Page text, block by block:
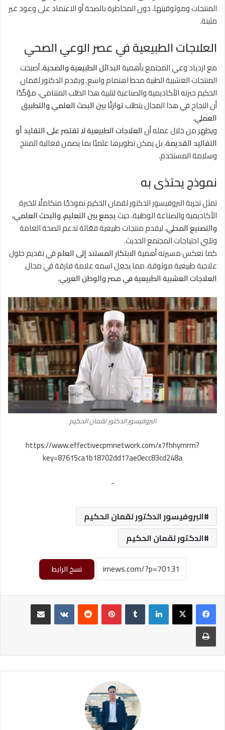
المنتجات وموثوقيتها، دون المخاطرة بالصحة أو الاعتماد على وعود غير
مثبتة.
العلاجات الطبيعية في عصر الوعي الصحي
مع ازدياد وعي المجتمع بأهميةالبدائل الطبيعية والصحية، أصبحت
المنتجات العشبية الطبية محط اهتمام واسع. ويقدم الدكتور لقمان
الحكيم خبرته الأكاديمية والصناعية لتلبية هذا الطلب المتنامي، مؤكّدًا
أن النجاح في هذا المجال يتطلبتوازنًا بين البحث العلمي والتطبيق
العملي.
ويظهر من خلال عمله أنالعلاجات الطبيعية لا تقتصر على التقليد أو
التقاليد القديمة، بل يمكن تطويرها علميًا بما يضمن فعالية المنتج
وسلامة المستخدم.
نموذج يحتذى به
تمثل تجربة البروفيسور الدكتور لقمان الحكيم نموذجًا متكاملًا للخبرة
الأكاديمية والصناعة الوطنية، حيثيجمع بين التعليم، والبحث العلمي،
والتصنيع المحلي، ليقدم منتجات طبيعية فعّالة تدعم الصحة العامة
وتلبي احتياجات المجتمع الحديث.
كما تعكس مسيرته أهميةالابتكار المستند إلى العلمفي تقديم حلول
علاجية طبيعية موثوقة، مما يجعل اسمه علامة فارقة في مجال
العلاجات العشبية الطبيعية في مصر والوطن العربي.
البروفيسور الدكتور لقمان الحكيم
https://www.effectivecpmnetwork.com/x7fhhymrm?
key=87615ca1b18702dd17ae0ecc83cd248a
-
البروفيسور الدكتور لقمان الحكيم
الدكتور لقمان الحكيم
نسخ الرابط
لينكدإن بينتيريست
طباعة